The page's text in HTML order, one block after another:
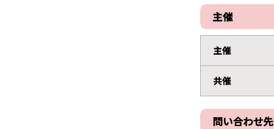
主催
主催
共催
問い合わせ先